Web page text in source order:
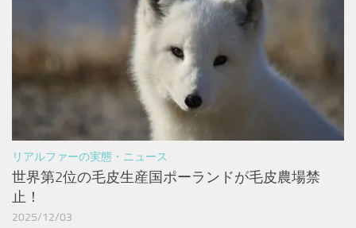
リアルファーの実態・ニュース
世界第2位の毛皮生産国ポーランドが毛皮農場禁
止！
2025/12/03